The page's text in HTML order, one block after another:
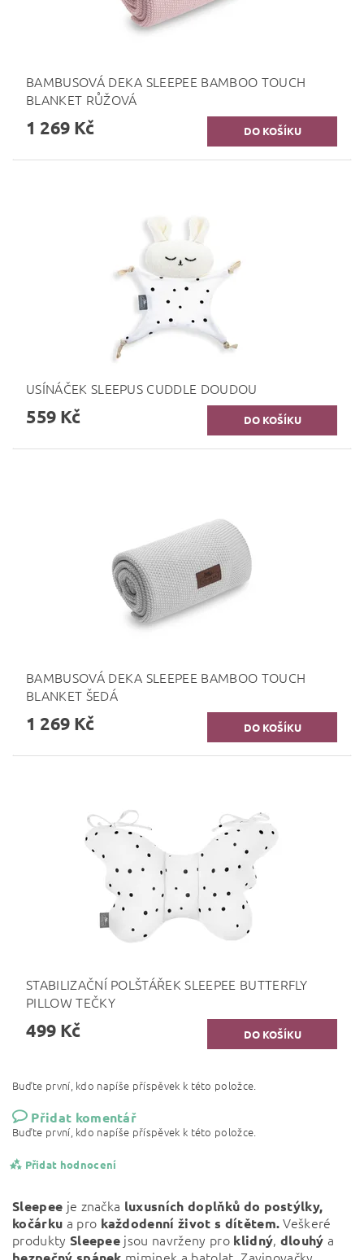
BAMBUSOVÁ DEKA SLEEPEE BAMBOO TOUCH
BLANKET RŮŽOVÁ
1 269 Kč
USÍNÁČEK SLEEPUS CUDDLE DOUDOU
559 Kč
BAMBUSOVÁ DEKA SLEEPEE BAMBOO TOUCH
BLANKET ŠEDÁ
1 269 Kč
STABILIZAČNÍ POLŠTÁŘEK SLEEPEE BUTTERFLY
PILLOW TEČKY
499 Kč
Buďte první, kdo napíše příspěvek k této položce.
Přidat komentář
Buďte první, kdo napíše příspěvek k této položce.
Přidat hodnocení
Sleepee je značka luxusních doplňků do postýlky,
kočárku a pro každodenní život s dítětem.Veškeré
produkty Sleepee jsou navrženy pro klidný, dlouhý a